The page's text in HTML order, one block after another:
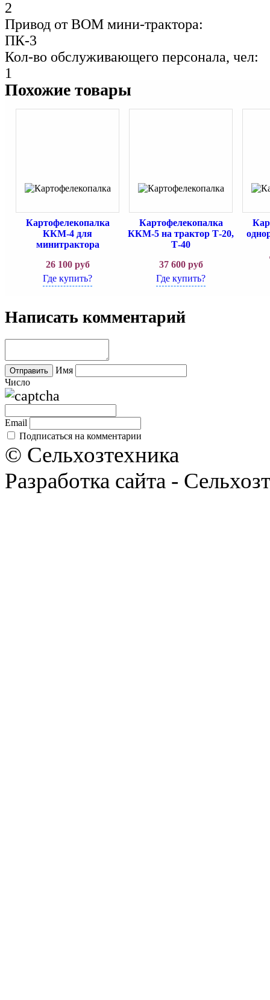
2
Привод от ВОМ мини-трактора:
ПК-3
Кол-во обслуживающего персонала, чел:
1
Похожие товары
Картофелекопалка
ККМ-4 для
минитрактора
26 100руб
Где купить?
Картофелекопалка
ККМ-5 на трактор Т-20,
Т-40
37 600руб
Где купить?
Написать комментарий
Имя
Число
Email
Подписаться на комментарии
© Сельхозтехника
Разработка сайта -